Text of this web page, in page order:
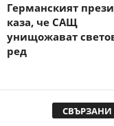
Германският
каза, че САЩ
унищожават
ред